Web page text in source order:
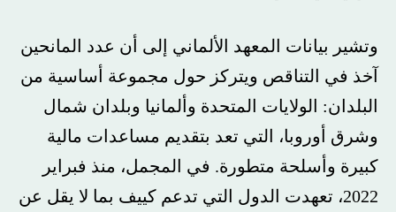
وتشير بيانات المعهد الألماني إلى أن عدد المانحين
آخذ في التناقص ويتركز حول مجموعة أساسية من
البلدان: الولايات المتحدة وألمانيا وبلدان شمال
وشرق أوروبا، التي تعد بتقديم مساعدات مالية
كبيرة وأسلحة متطورة. في المجمل، منذ فبراير
2022، تعهدت الدول التي تدعم كييف بما لا يقل عن